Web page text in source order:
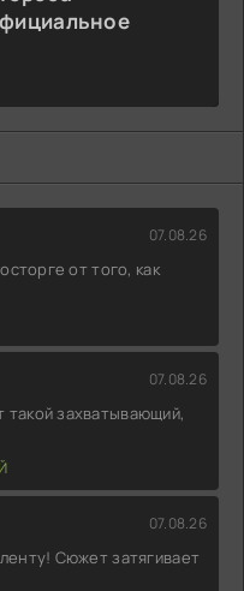
07.08.26
от того, как
07.08.26
захватывающий,
07.08.26
Сюжет затягивает